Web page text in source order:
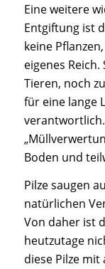
Eine weitere
Entgiftung ist
keine
eigenes
Tieren, noch
für eine lange
Boden und
Pilze saugen
natürlichen
Von daher ist
heutzutage
diese Pilze